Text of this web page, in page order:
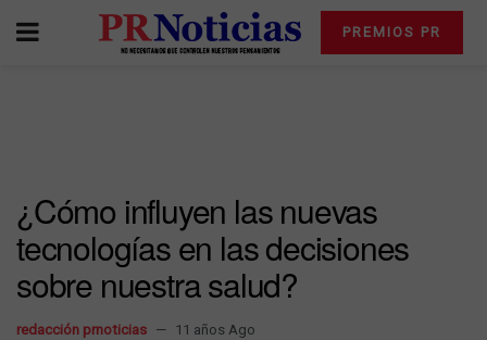
PREMIOS PR
¿Cómo influyen las nuevas
tecnologías en las decisiones
sobre nuestra salud?
redacción prnoticias 11 años Ago